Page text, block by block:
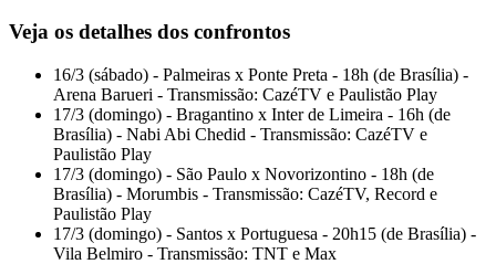
Veja os detalhes dos confrontos
16/3 (sábado) - Palmeiras x Ponte Preta - 18h (de Brasília) -
Arena Barueri - Transmissão: CazéTV e Paulistão Play
17/3 (domingo) - Bragantino x Inter de Limeira - 16h (de
Brasília) - Nabi Abi Chedid - Transmissão: CazéTV e
Paulistão Play
17/3 (domingo) - São Paulo x Novorizontino - 18h (de
Brasília) - Morumbis - Transmissão: CazéTV, Record e
Paulistão Play
17/3 (domingo) - Santos x Portuguesa - 20h15 (de Brasília) -
Vila Belmiro - Transmissão: TNT e Max